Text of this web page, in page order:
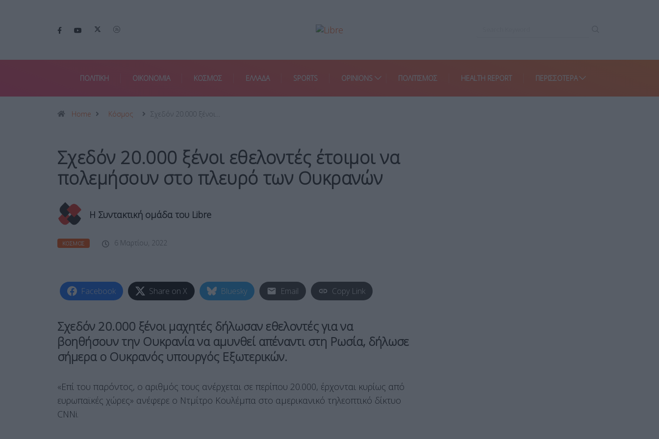
ΠΟΛΙΤΙΚΗ ΟΙΚΟΝΟΜΙΑ ΚΟΣΜΟΣ ΕΛΛΑΔΑ SPORTS OPINIONS ΠΟΛΙΤΙΣΜΟΣ HEALTH REPORT ΠΕΡΙΣΣΌΤΕΡΑ
Home Κόσμος Σχεδόν 20.000 ξένοι…
Σχεδόν 20.000 ξένοι εθελοντές έτοιμοι να
πολεμήσουν στο πλευρό των Ουκρανών
Η Συντακτική ομάδα του Libre
ΚΌΣΜΟΣ 6 Μαρτίου, 2022
Facebook Share on X Bluesky Email Copy Link
Σχεδόν 20.000 ξένοι μαχητές δήλωσαν εθελοντές για να
βοηθήσουν την Ουκρανία να αμυνθεί απέναντι στη Ρωσία, δήλωσε
σήμερα ο Ουκρανός υπουργός Εξωτερικών.
«Επί του παρόντος, ο αριθμός τους ανέρχεται σε περίπου 20.000, έρχονται κυρίως από
ευρωπαϊκές χώρες» ανέφερε ο Ντμίτρο Κουλέμπα στο αμερικανικό τηλεοπτικό δίκτυο
CNNi.